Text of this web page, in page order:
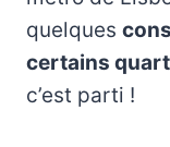
quelques
certains
c’est parti !